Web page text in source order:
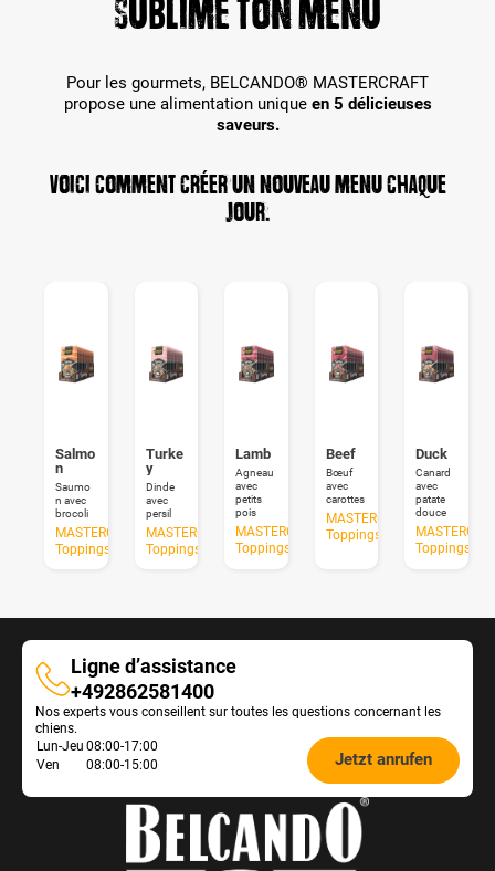
Sublime ton menu
Pour les gourmets, BELCANDO® MASTERCRAFT
propose une alimentation unique en 5 délicieuses
saveurs.
Voici comment créer un nouveau menu chaque
jour.
Salmo
n
Saumo
n avec
brocoli
MASTERCRAFT
Toppings
Turke
y
Dinde
avec
persil
MASTERCRAFT
Toppings
Lamb
Agneau
avec
petits
pois
MASTERCRAFT
Toppings
Beef
Bœuf
avec
carottes
MASTERCRAFT
Toppings
Duck
Canard
avec
patate
douce
Toppings
Ligne d’assistance
Ligne
d’assistance
+492862581400
Nos experts vous conseillent sur toutes les questions concernant les
chiens.
Öffnungszeiten
Lun-Jeu 08:00-17:00
Ven
08:00-15:00 Jetzt anrufen